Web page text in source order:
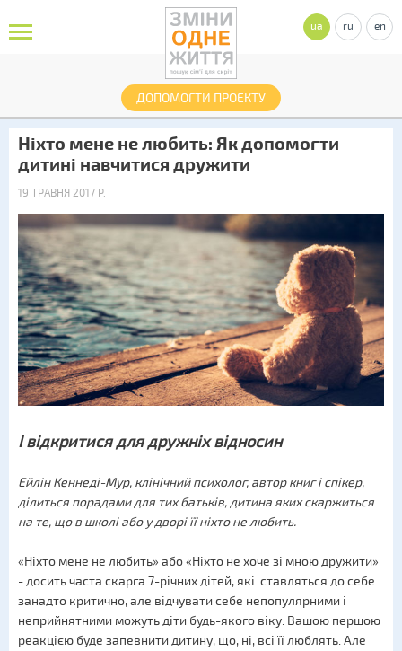
ДОПОМОГТИ ПРОЕКТУ
ua ru en
Ніхто мене не любить: Як допомогти
дитині навчитися дружити
19 ТРАВНЯ 2017 Р.
І відкритися для дружніх відносин
Ейлін Кеннеді-Мур, клінічний психолог, автор книг і спікер,
ділиться порадами для тих батьків, дитина яких скаржиться
на те, що в школі або у дворі її ніхто не любить.
«Ніхто мене не любить» або «Ніхто не хоче зі мною дружити»
- досить часта скарга 7-річних дітей, які ставляться до себе
занадто критично, але відчувати себе непопулярними і
неприйнятними можуть діти будь-якого віку. Вашою першою
реакцією буде запевнити дитину, що, ні, всі її люблять. Але